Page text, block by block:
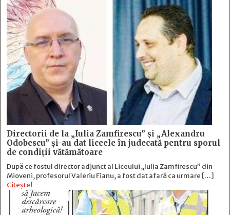
Directorii de la „Iulia Zamfirescu” și „Alexandru
Odobescu” și-au dat liceele în judecată pentru sporul
de condiții vătămătoare
După ce fostul director adjunct al Liceului „Iulia Zamfirescu” din
Mioveni, profesorul Valeriu Fianu, a fost dat afară ca urmare […]
Citește!